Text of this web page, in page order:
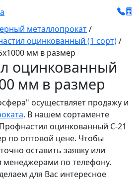
металлопрокат/
оцинкованный (1 сорт)/
мм в размер
оцинкованный
мм в размер
осуществляет продажу и
. В нашем сортаменте
оцинкованный С-21
по оптовой цене. Чтобы
оставить заявку или
менеджерами по телефону.
для Вас интересное